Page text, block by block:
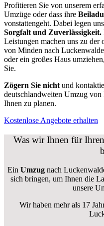
Profitieren Sie von unserem
Umzüge oder dass ihre
vonstattengeht. Dabei legen
Sorgfalt und Zuverlässigkeit.
Leistungen machen uns zu
von Minden nach
oder ein großes Haus
Sie.
Zögern Sie nicht und
deutschlandweiten Umzug
Ihnen zu planen.
Kostenlose Angebote erhalten
Was wir Ihnen für
Ein Umzug nach
sich bringen, um Ihnen die
unsere
Wir haben mehr als 17